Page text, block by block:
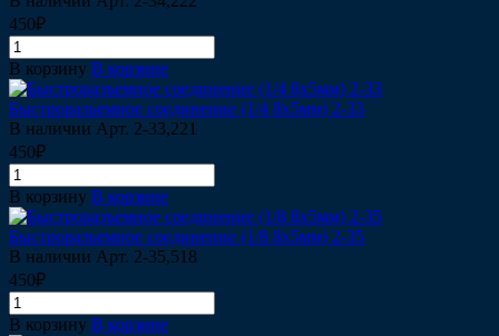
450₽
В корзину В корзине
Быстроразъемное соединение (1/4 8х5мм) 2-33
В наличии Арт. 2-33,221
450₽
В корзину В корзине
Быстроразъемное соединение (1/8 8х5мм) 2-35
В наличии Арт. 2-35,518
450₽
В корзину В корзине